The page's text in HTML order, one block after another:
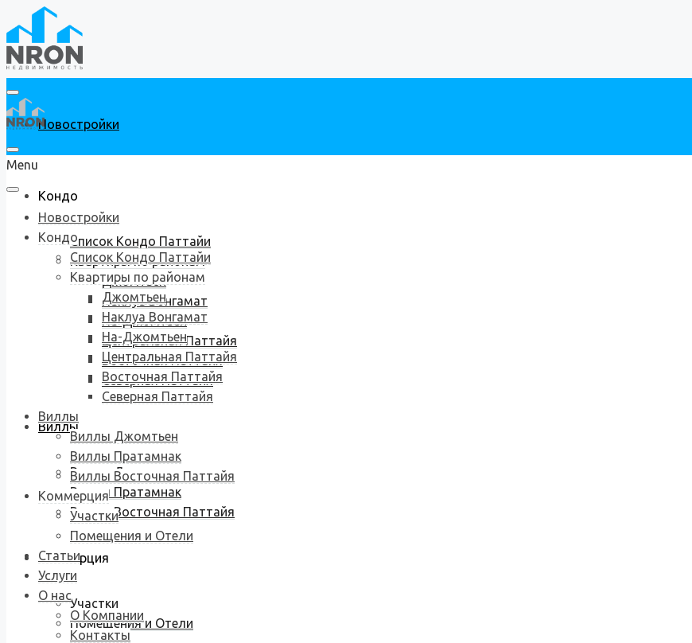
Новостройки
Кондо
Список Кондо Паттайи
Квартиры по районам
Джомтьен
Наклуа Вонгамат
На-Джомтьен
Центральная Паттайя
Восточная Паттайя
Северная Паттайя
Виллы
Виллы Джомтьен
Виллы Пратамнак
Виллы Восточная Паттайя
Коммерция
Участки
Помещения и Отели
Menu
Новостройки
Кондо
Список Кондо Паттайи
Квартиры по районам
Джомтьен
Наклуа Вонгамат
На-Джомтьен
Центральная Паттайя
Восточная Паттайя
Северная Паттайя
Виллы
Виллы Джомтьен
Виллы Пратамнак
Виллы Восточная Паттайя
Коммерция
Участки
Помещения и Отели
Статьи
Услуги
О нас
О Компании
Контакты